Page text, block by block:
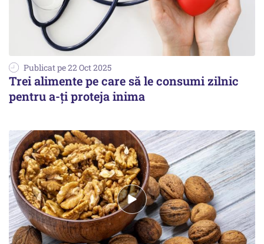
Publicat pe 22 Oct 2025
Trei alimente pe care să le consumi zilnic
pentru a-ți proteja inima